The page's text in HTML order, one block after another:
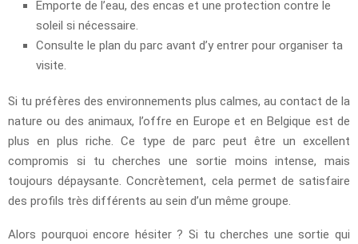
Emporte de l’eau, des encas et une protection contre le
soleil si nécessaire.
Consulte le plan du parc avant d’y entrer pour organiser ta
visite.
Si tu préfères des environnements plus calmes, au contact de la
nature ou des animaux, l’offre en Europe et en Belgique est de
plus en plus riche. Ce type de parc peut être un excellent
compromis si tu cherches une sortie moins intense, mais
toujours dépaysante. Concrètement, cela permet de satisfaire
des profils très différents au sein d’un même groupe.
Alors pourquoi encore hésiter ? Si tu cherches une sortie qui